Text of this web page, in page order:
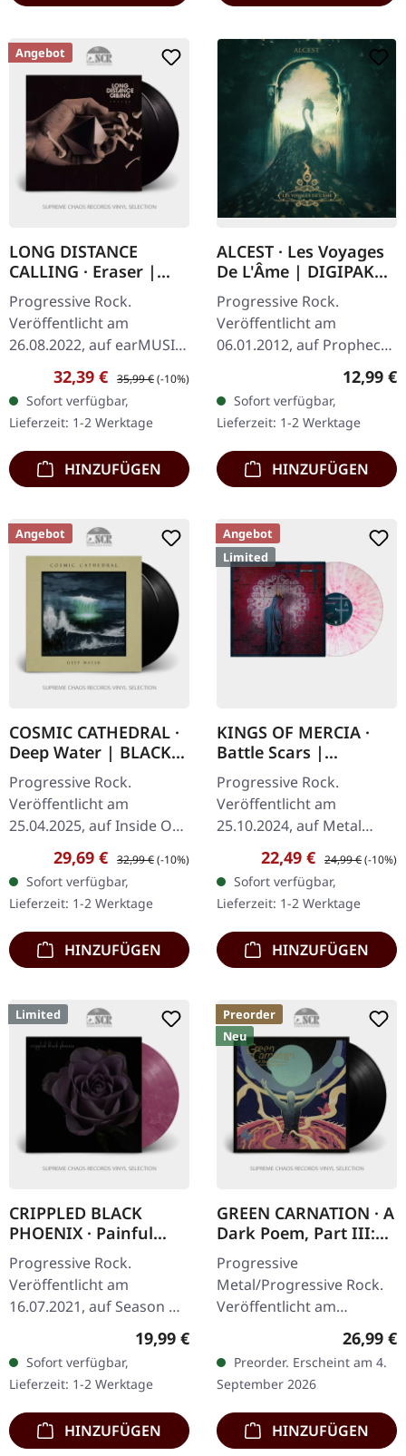
Angebot
LONG DISTANCE
CALLING · Eraser |
BLACK 2LP
Progressive Rock.
Veröffentlicht am
26.08.2022, auf earMUSIC.
Schwarzes Doppel-Vinyl
im Gatefold-Cover. Long
Distance Calling kehren
mit ihrem bisher…
Verkaufspreis:
32,39 € Regulärer Preis:
35,99 €(-10%)
Sofort verfügbar,
Lieferzeit: 1-2 Werktage
HINZUFÜGEN
ALCEST · Les Voyages
De L'Âme | DIGIPAK
CD
Progressive Rock.
Veröffentlicht am
06.01.2012, auf Prophecy
Productions. CD im
französischen
Atmospheric Black Metal
Pioniere Alcest…
12,99 €
Sofort verfügbar,
Lieferzeit: 1-2 Werktage
HINZUFÜGEN
Angebot
COSMIC CATHEDRAL ·
Deep Water | BLACK
2LP
Progressive Rock.
Veröffentlicht am
25.04.2025, auf Inside Out
Music. Schwarzes Doppel-
Vinyl im Gatefold-Cover
mit Insert. Wie schafft
man als…
Verkaufspreis:
29,69 € Regulärer Preis:
32,99 €(-10%)
Sofort verfügbar,
Lieferzeit: 1-2 Werktage
HINZUFÜGEN
Angebot
Limited
KINGS OF MERCIA ·
Battle Scars |
"SANGUINE SWASH"
MILKY WHITE/PINK
SPLATTER LP
Progressive Rock.
Veröffentlicht am
25.10.2024, auf Metal
Blade Records. "Sanguine
Swash" Milky White/Pink
Splatter Vinyl, limitiert auf
200 Stück.…
Verkaufspreis:
22,49 € Regulärer Preis:
24,99 €(-10%)
Sofort verfügbar,
Lieferzeit: 1-2 Werktage
HINZUFÜGEN
Limited
CRIPPLED BLACK
PHOENIX · Painful
Reminder / Dead Is
Dead | GOLD/PURPLE
10" LP
Progressive Rock.
Veröffentlicht am
16.07.2021, auf Season Of
marmoriertes 10"-Vinyl.
Limitiert auf 200
Exemplare. Crippled
Black…
Regulärer Preis:
19,99 €
Sofort verfügbar,
Lieferzeit: 1-2 Werktage
HINZUFÜGEN
Preorder
Neu
GREEN CARNATION · A
Dark Poem, Part III:
The Messiah Complex
| BLACK LP
Progressive
Metal/Progressive Rock.
Veröffentlicht am
04.09.2026, auf Season Of
Mist. Schwarzes Vinyl im
Deluxe-Gatefold-Cover
mit…
26,99 €
Preorder. Erscheint am 4.
September 2026
HINZUFÜGEN